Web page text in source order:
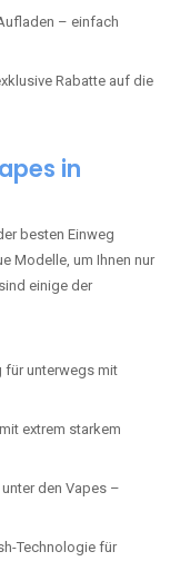
– einfach
Rabatte auf die
in
besten Einweg
Modelle, um Ihnen nur
einige der
für unterwegs mit
extrem starkem
den Vapes –
Technologie für